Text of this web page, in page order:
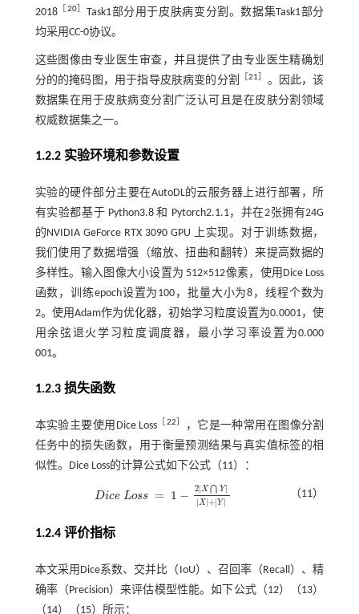
2018［ 20］Task1部分用于皮肤病变分割。数据集Task1部分
均采用CC-0协议。
这些图像由专业医生审查，并且提供了由专业医生精确划
分的的掩码图，用于指导皮肤病变的分割
［21
。因此，该
数据集在用于皮肤病变分割广泛认可且是在皮肤分割领域
权威数据集之一。
1.2.2 实验环境和参数设置
实验的硬件部分主要在AutoDL的云服务器上进行部署，所
有实验都基于 Python3.8 和 Pytorch2.1.1，并在2张拥有24G
的NVIDIA GeForce RTX 3090 GPU 上实现。对于训练数据，
我们使用了数据增强（缩放、扭曲和翻转）来提高数据的
多样性。输入图像大小设置为 512×512像素，使用Dice Loss
函数，训练epoch设置为100，批量大小为8，线程个数为
2。使用Adam作为优化器，初始学习粒度设置为0.0001，使
用余弦退火学习粒度调度器，最小学习率设置为0.000
001。
1.2.3 损失函数
本实验主要使用Dice Loss 22
，它是一种常用在图像分割
任务中的损失函数，用于衡量预测结果与真实值标签的相
似性。Dice Loss的计算公式如下公式（11） ：
Dice Loss = 1 − 2| X ⋂ Y|
|X |+|Y|
Dice L oss = 1 2X ⋂Y X+ Y （11）
1.2.4 评价指标
本文采用Dice系数、交并比（IoU）、召回率（Recall）、精
确率（Precision）来评估模型性能。如下 公式（12）
（13）
（14）（15）所示：